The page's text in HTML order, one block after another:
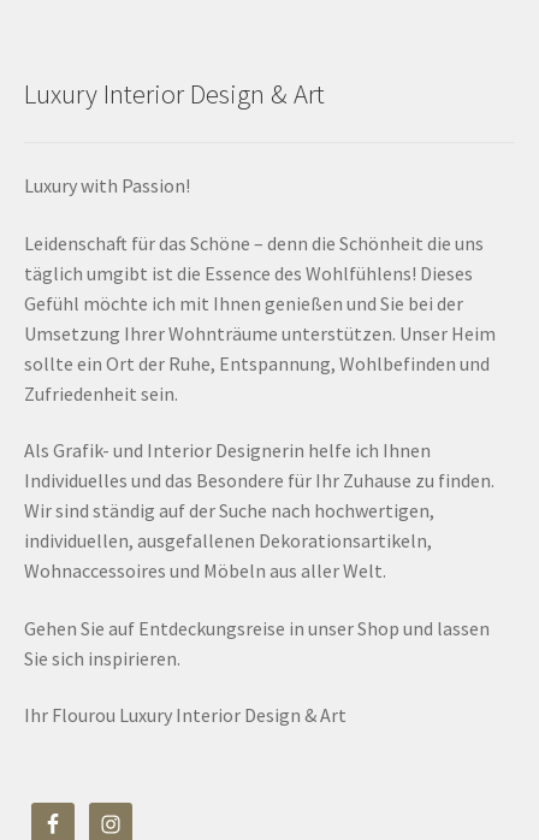
Luxury Interior Design & Art
Luxury with Passion!
Leidenschaft für das Schöne – denn die Schönheit die uns
täglich umgibt ist die Essence des Wohlfühlens! Dieses
Gefühl möchte ich mit Ihnen genießen und Sie bei der
Umsetzung Ihrer Wohnträume unterstützen. Unser Heim
sollte ein Ort der Ruhe, Entspannung, Wohlbefinden und
Zufriedenheit sein.
Als Grafik- und Interior Designerin helfe ich Ihnen
Individuelles und das Besondere für Ihr Zuhause zu finden.
Wir sind ständig auf der Suche nach hochwertigen,
individuellen, ausgefallenen Dekorationsartikeln,
Wohnaccessoires und Möbeln aus aller Welt.
Gehen Sie auf Entdeckungsreise in unser Shop und lassen
Sie sich inspirieren.
Ihr Flourou Luxury Interior Design & Art